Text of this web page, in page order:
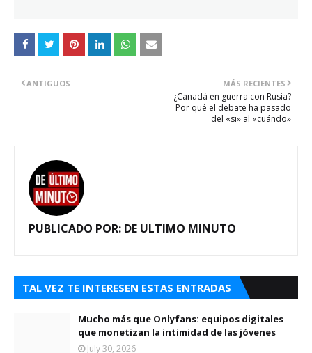
MÁS RECIENTES
¿Canadá en guerra con Rusia?
Por qué el debate ha pasado
del «si» al «cuándo»
ANTIGUOS
PUBLICADO POR: DE ULTIMO MINUTO
TAL VEZ TE INTERESEN ESTAS ENTRADAS
Mucho más que Onlyfans: equipos digitales
que monetizan la intimidad de las jóvenes
July 30, 2026